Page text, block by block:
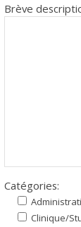
Brève
Catégories:
Clinique/